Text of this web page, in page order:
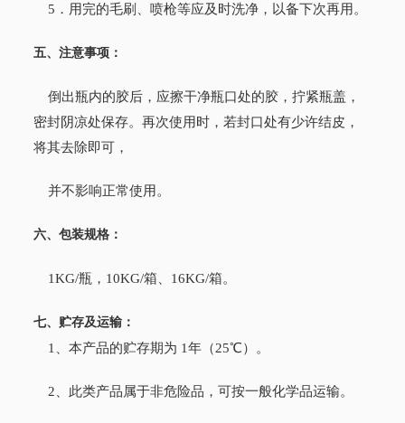
5．用完的毛刷、喷枪等应及时洗净，以备下次再用。
五、注意事项：
倒出瓶内的胶后，应擦干净瓶口处的胶，拧紧瓶盖，
密封阴凉处保存。再次使用时，若封口处有少许结皮，
将其去除即可，
并不影响正常使用。
六、包装规格：
1KG/瓶，10KG/箱、16KG/箱。
七、贮存及运输：
1、本产品的贮存期为 1年（25℃）。
2、此类产品属于非危险品，可按一般化学品运输。